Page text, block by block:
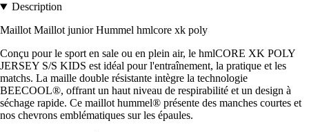
Description
Maillot Maillot junior Hummel hmlcore xk poly
Conçu pour le sport en sale ou en plein air, le hmlCORE XK POLY
JERSEY S/S KIDS est idéal pour l'entraînement, la pratique et les
matchs. La maille double résistante intègre la technologie
BEECOOL®, offrant un haut niveau de respirabilité et un design à
séchage rapide. Ce maillot hummel® présente des manches courtes et
nos chevrons emblématiques sur les épaules.